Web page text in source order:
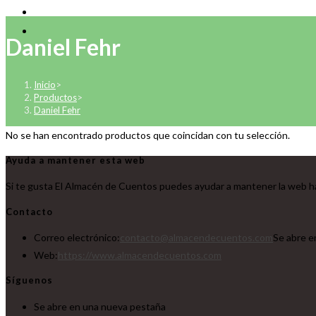
Daniel Fehr
Inicio>
Productos>
Daniel Fehr
No se han encontrado productos que coincidan con tu selección.
Ayuda a mantener esta web
Si te gusta El Almacén de Cuentos puedes ayudar a mantener la web
Contacto
Correo electrónico:
Se abre
Web:
Síguenos
Se abre en una nueva pestaña